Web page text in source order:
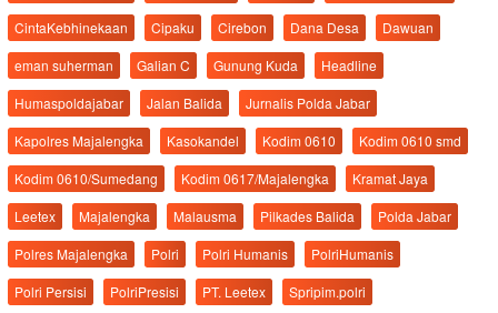
CintaKebhinekaan
Cipaku Cirebon Dana Desa
Dawuan
eman suherman
Galian C Gunung Kuda
Headline
Humaspoldajabar
Jalan Balida
Jurnalis Polda Jabar
Kapolres Majalengka
Kasokandel Kodim 0610
Kodim 0610 smd
Kodim 0610/Sumedang
Kodim 0617/Majalengka
Kramat Jaya
Leetex
Majalengka Malausma Pilkades Balida
Polda Jabar
Polres Majalengka
Polri Polri Humanis
PolriHumanis
Polri Persisi
PolriPresisi PT. Leetex
Spripim.polri